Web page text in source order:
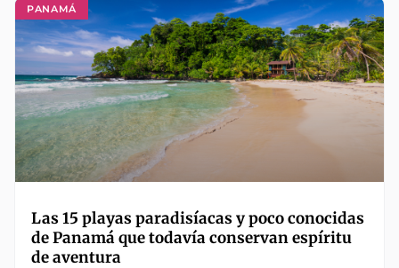
PANAMÁ
Las 15 playas paradisíacas y poco conocidas
de Panamá que todavía conservan espíritu
de aventura